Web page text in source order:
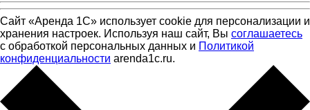
Сайт «Аренда 1С» использует cookie для персонализации и
хранения настроек. Используя наш сайт, Вы соглашаетесь
с обработкой персональных данных и Политикой
конфиденциальности arenda1c.ru.